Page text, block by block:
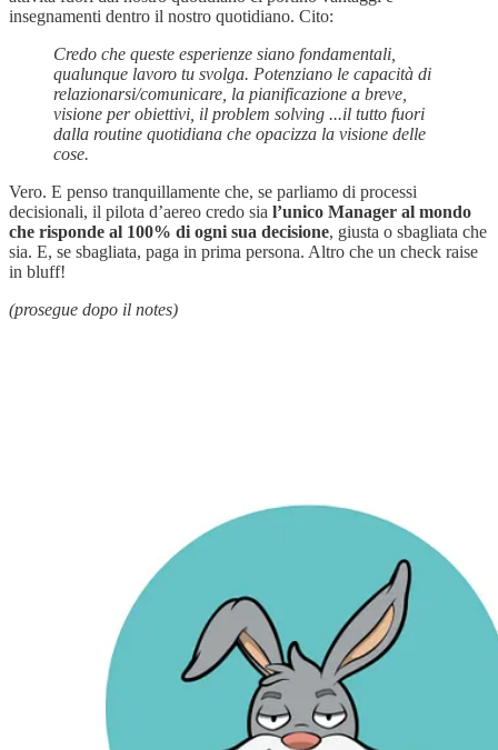
insegnamenti dentro il nostro quotidiano. Cito:
Credo che queste esperienze siano fondamentali,
qualunque lavoro tu svolga. Potenziano le capacità di
relazionarsi/comunicare, la pianificazione a breve,
visione per obiettivi, il problem solving ...il tutto fuori
dalla routine quotidiana che opacizza la visione delle
cose.
Vero. E penso tranquillamente che, se parliamo di processi
decisionali, il pilota d’aereo credo sia l’unico Manager al mondo
che risponde al 100% di ogni sua decisione, giusta o sbagliata che
sia. E, se sbagliata, paga in prima persona. Altro che un check raise
in bluff!
(prosegue dopo il notes)